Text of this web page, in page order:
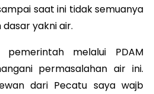
saat ini tidak semuanya
yakni air.
melalui PDAM
permasalahan air ini.
dari Pecatu saya wajb